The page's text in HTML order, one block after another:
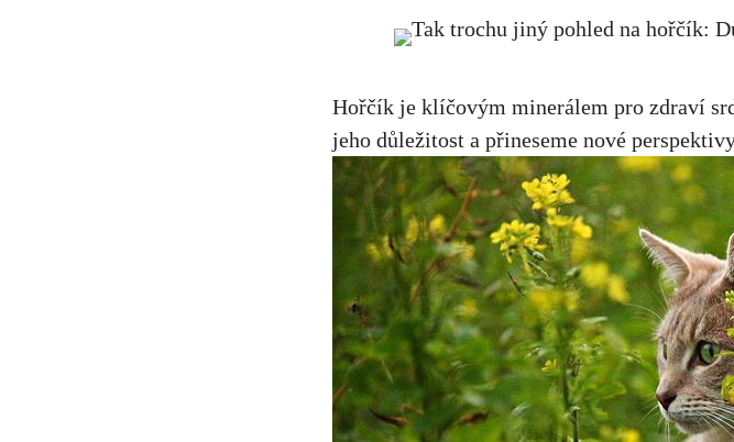
Hořčík je klíčovým minerálem pro ‌zdraví
jeho důležitost a přineseme nové